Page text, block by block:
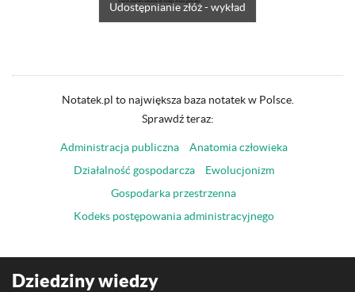
Udostępnianie złóż - wykład
Notatek.pl to największa baza notatek w Polsce.
Sprawdź teraz:
Administracja publiczna
Anatomia człowieka
Działalność gospodarcza
Ewolucjonizm
Gospodarka przestrzenna
Kodeks postępowania administracyjnego
Dziedziny wiedzy